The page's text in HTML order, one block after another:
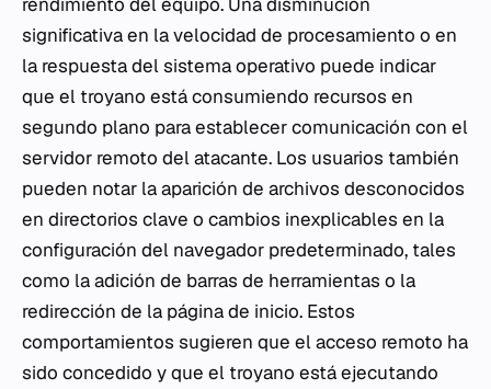
significativa en la velocidad de procesamiento o en
la respuesta del sistema operativo puede indicar
que el troyano está consumiendo recursos en
segundo plano para establecer comunicación con el
servidor remoto del atacante. Los usuarios también
pueden notar la aparición de archivos desconocidos
en directorios clave o cambios inexplicables en la
configuración del navegador predeterminado, tales
como la adición de barras de herramientas o la
redirección de la página de inicio. Estos
comportamientos sugieren que el acceso remoto ha
sido concedido y que el troyano está ejecutando